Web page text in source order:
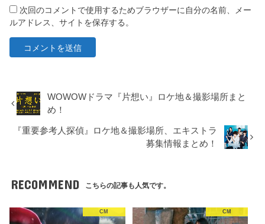
次回のコメントで使用するためブラウザーに自分の名前、メー
ルアドレス、サイトを保存する。
WOWOWドラマ『片想い』ロケ地＆撮影場所まと
め！
『重要参考人探偵』ロケ地＆撮影場所、エキストラ
募集情報まとめ！
RECOMMEND こちらの記事も人気です。
CM CM